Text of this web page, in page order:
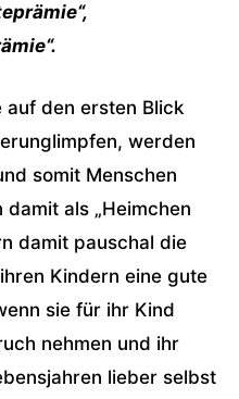
den ersten Blick
werden
somit Menschen
als „Heimchen
damit pauschal die
Kindern eine gute
sie für ihr Kind
nehmen und ihr
lieber selbst